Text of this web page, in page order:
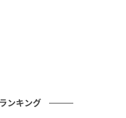
ンキング